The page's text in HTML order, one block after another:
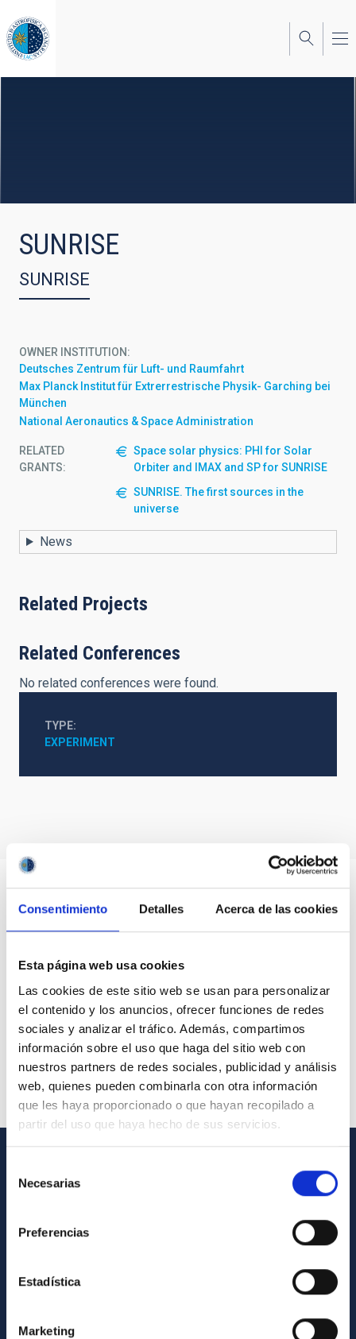
Consentimiento Detalles Acerca de las cookies
Esta página web usa cookies
Las cookies de este sitio web se usan para personalizar
el contenido y los anuncios, ofrecer funciones de redes
sociales y analizar el tráfico. Además, compartimos
información sobre el uso que haga del sitio web con
nuestros partners de redes sociales, publicidad y análisis
web, quienes pueden combinarla con otra información
que les haya proporcionado o que hayan recopilado a
partir del uso que haya hecho de sus servicios.
Necesarias
Preferencias
Estadística
Marketing
to
main
content
SUNRISE
SUNRISE
OWNER INSTITUTION
Deutsches Zentrum für Luft- und Raumfahrt
Max Planck Institut für Extrerrestrische Physik- Garching bei
München
National Aeronautics & Space Administration
RELATED
GRANTS:
Space solar physics: PHI for Solar
Orbiter and IMAX and SP for SUNRISE
SUNRISE. The first sources in the
universe
News
Related Projects
Related Conferences
No related conferences were found.
TYPE
EXPERIMENT
How to get to the IAC
Library